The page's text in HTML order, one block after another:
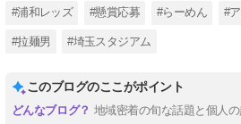
#浦和レッズ #懸賞応募 #らーめん #
#拉麺男 #埼玉スタジアム
このブログのここがポイント
地域密着の旬な話題と個人